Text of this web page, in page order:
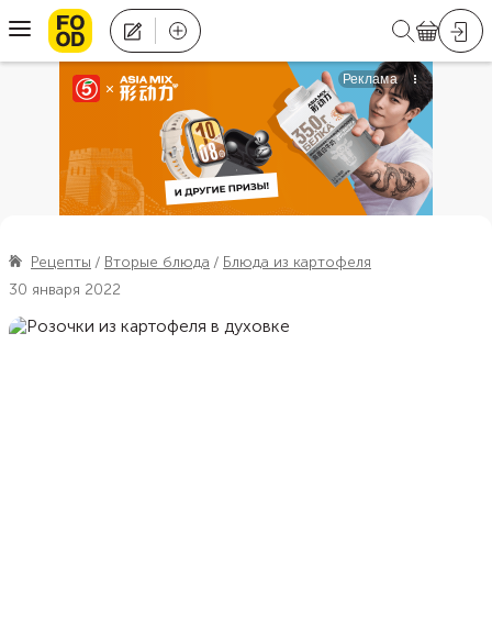
Рецепты Вторые блюда
Блюда из картофеля
30 января 2022